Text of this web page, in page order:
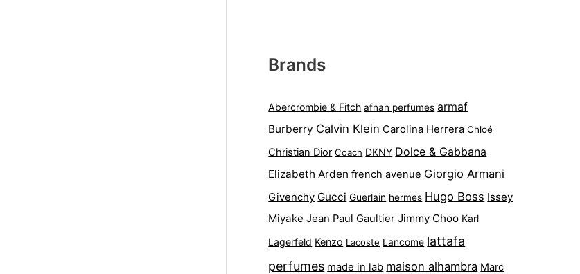
Brands
Abercrombie & Fitch afnan perfumes armaf
Burberry Calvin Klein Carolina Herrera Chloé
Christian Dior Coach DKNY Dolce & Gabbana
Elizabeth Arden french avenue Giorgio Armani
Givenchy Gucci Guerlain hermes Hugo Boss Issey
Miyake Jean Paul Gaultier Jimmy Choo Karl
Lagerfeld Kenzo Lacoste Lancome lattafa
perfumes made in lab maison alhambra Marc